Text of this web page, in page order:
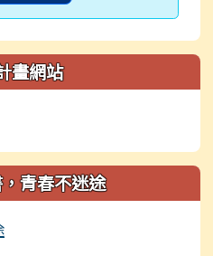
畫網站
青春不迷途